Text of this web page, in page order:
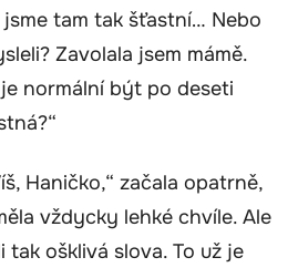
tam tak šťastní… Nebo
Zavolala jsem mámě.
je normální být po deseti
Haničko,“ začala opatrně,
vždycky lehké chvíle. Ale
tak ošklivá slova. To už je